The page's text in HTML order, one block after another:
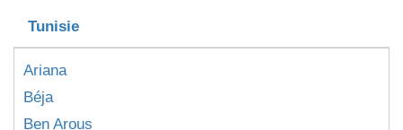
Tunisie
Ariana
Béja
Ben Arous